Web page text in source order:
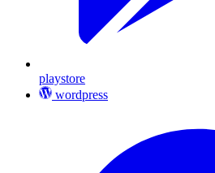
playstore
wordpress